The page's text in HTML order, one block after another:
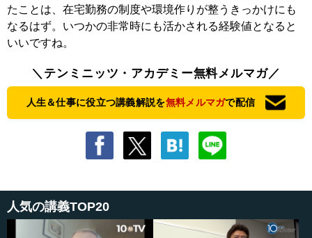
たことは、在宅勤務の制度や環境作りが整うきっかけにも
なるはず。いつかの非常時にも活かされる経験値となると
いいですね。
＼テンミニッツ・アカデミー無料メルマガ／
人生＆仕事に役立つ講義解説を無料メルマガで配信
人気の講義TOP20